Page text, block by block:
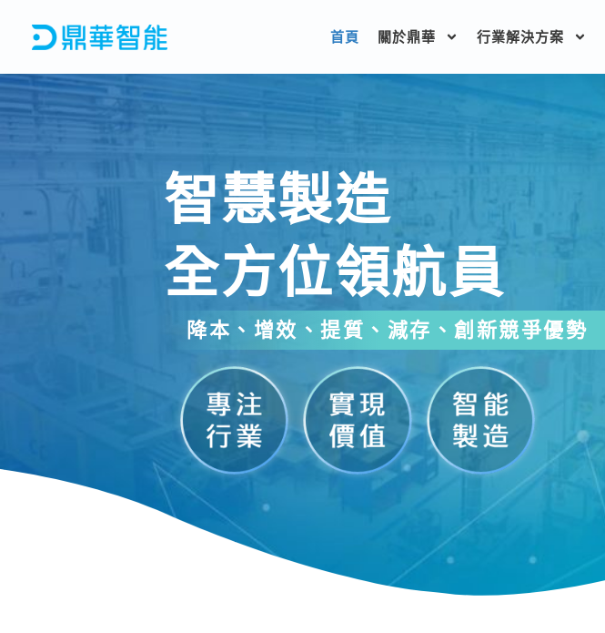
要
首頁 關於鼎華 行業解決方案
智慧製造
全方位領航員
降本、增效、提質、減存、創新競爭優勢